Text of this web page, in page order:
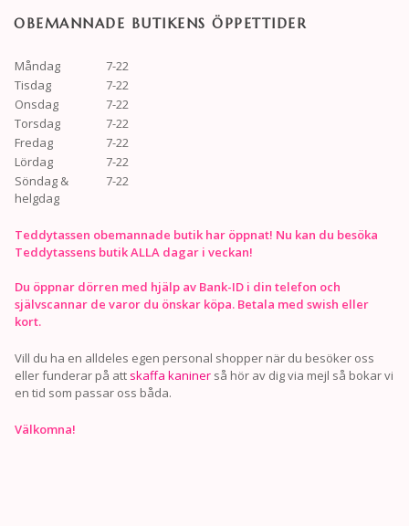
OBEMANNADE BUTIKENS ÖPPETTIDER
Måndag
7-22
Tisdag
7-22
Onsdag
7-22
Torsdag
7-22
Fredag
7-22
Lördag
7-22
Söndag &
helgdag
7-22
Teddytassen obemannade butik har öppnat! Nu kan du besöka
Teddytassens butik ALLA dagar i veckan!
Du öppnar dörren med hjälp av Bank-ID i din telefon och
självscannar de varor du önskar köpa. Betala med swish eller
kort.
Vill du ha en alldeles egen personal shopper när du besöker oss
eller funderar på att skaffa kaniner så hör av dig via mejl så bokar vi
en tid som passar oss båda.
Välkomna!